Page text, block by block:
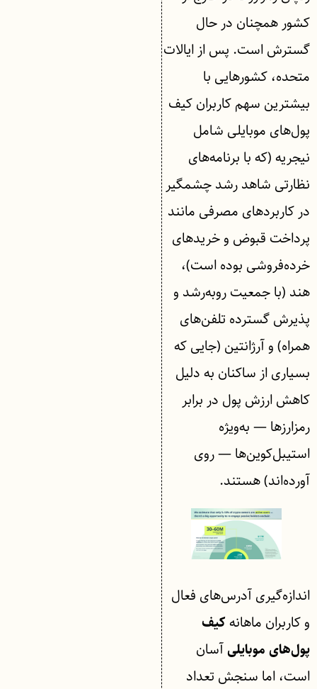
کشور همچنان در حال
گسترش است. پس از ایالات
متحده، کشورهایی با
بیشترین سهم کاربران کیف
پول‌های موبایلی شامل
نیجریه (که با برنامه‌های
نظارتی شاهد رشد چشمگیر
در کاربردهای مصرفی مانند
پرداخت قبوض و خریدهای
خرده‌فروشی بوده است)،
هند (با جمعیت روبه‌رشد و
پذیرش گسترده تلفن‌های
همراه) و آرژانتین (جایی که
بسیاری از ساکنان به دلیل
کاهش ارزش پول در برابر
رمزارزها — به‌ویژه
استیبل‌کوین‌ها — روی
آورده‌اند) هستند.
اندازه‌گیری آدرس‌های فعال
و کاربران ماهانهکیف
پول‌های موبایلیآسان
است، اما سنجش تعداد